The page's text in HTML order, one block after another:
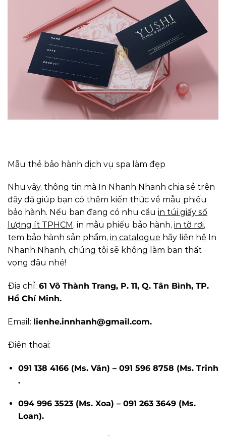
Mẫu thẻ bảo hành dịch vụ spa làm đẹp
Như vậy, thông tin mà In Nhanh Nhanh chia sẻ trên
đây đã giúp bạn có thêm kiến thức về mẫu phiếu
bảo hành. Nếu bạn đang có nhu cầu in túi giấy số
lượng ít TPHCM , in mẫu phiếu bảo hành, in tờ rơi,
tem bảo hành sản phẩm, in catalogue hãy liên hệ In
Nhanh Nhanh, chúng tôi sẽ không làm bạn thất
vọng đâu nhé!
Địa chỉ: 61 Võ Thành Trang, P. 11, Q. Tân Bình, TP.
Hồ Chí Minh.
Email: lienhe.innhanh@gmail.com.
Điện thoại:
091 138 4166 (Ms. Vân) – 091 596 8758 (Ms. Trinh
.
094 996 3523 (Ms. Xoa) – 091 263 3649 (Ms.
Loan).